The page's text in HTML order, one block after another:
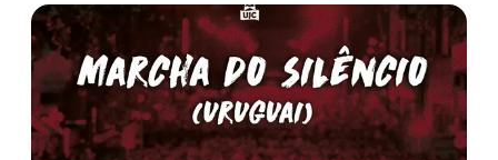
colônia comercial inglesa.” (apud, Lenin,
1916, O Imperialismo, Fase Superi